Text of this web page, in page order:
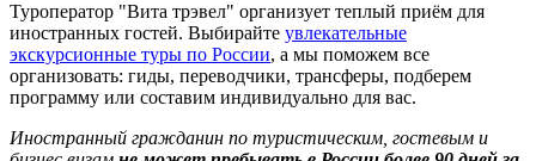
Туроператор "Вита трэвел" организует теплый приём для
иностранных гостей. Выбирайте увлекательные
экскурсионные туры по России, а мы поможем все
организовать: гиды, переводчики, трансферы, подберем
программу или составим индивидуально для вас.
Иностранный гражданин по туристическим, гостевым и